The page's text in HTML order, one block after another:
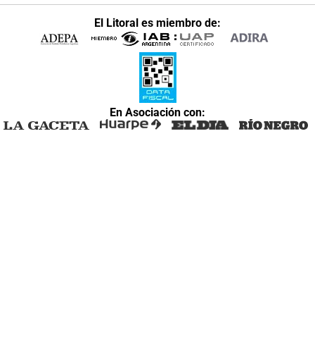
El Litoral es miembro de:
En Asociación con: